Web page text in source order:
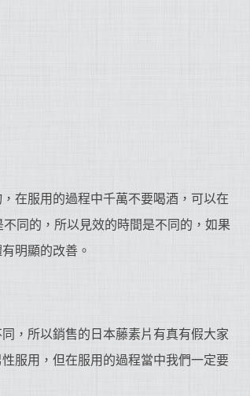
在服用的過程中千萬不要喝酒，可以在
同的，所以見效的時間是不同的，如果
明顯的改善。
，所以銷售的日本藤素片有真有假大家
服用，但在服用的過程當中我們一定要